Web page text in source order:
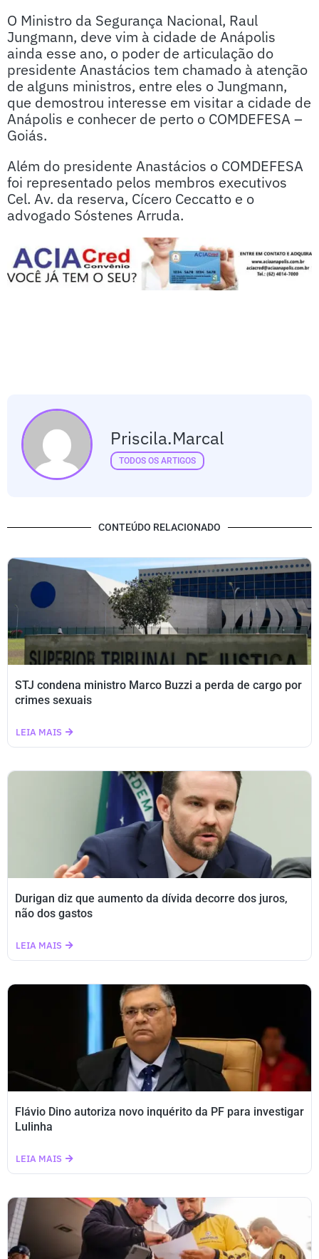
O Ministro da Segurança Nacional, Raul
Jungmann, deve vim à cidade de Anápolis
ainda esse ano, o poder de articulação do
presidente Anastácios tem chamado à atenção
de alguns ministros, entre eles o Jungmann,
que demostrou interesse em visitar a cidade de
Anápolis e conhecer de perto o COMDEFESA –
Goiás.
Além do presidente Anastácios o COMDEFESA
foi representado pelos membros executivos
Cel. Av. da reserva, Cícero Ceccatto e o
advogado Sóstenes Arruda.
Priscila.marcal
TODOS OS ARTIGOS
CONTEÚDO RELACIONADO
STJ condena ministro Marco Buzzi a perda de cargo por
crimes sexuais
LEIA MAIS
Durigan diz que aumento da dívida decorre dos juros,
não dos gastos
LEIA MAIS
Flávio Dino autoriza novo inquérito da PF para investigar
Lulinha
LEIA MAIS